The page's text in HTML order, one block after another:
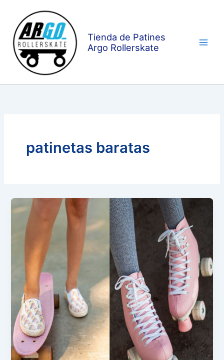
contenido
Tienda de Patines
Argo Rollerskate
patinetas baratas